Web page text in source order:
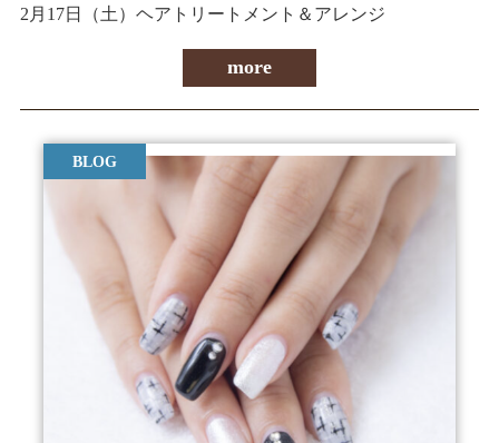
2月17日（土）ヘアトリートメント＆アレンジ
more
BLOG